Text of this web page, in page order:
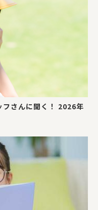
フさんに聞く！ 2026年